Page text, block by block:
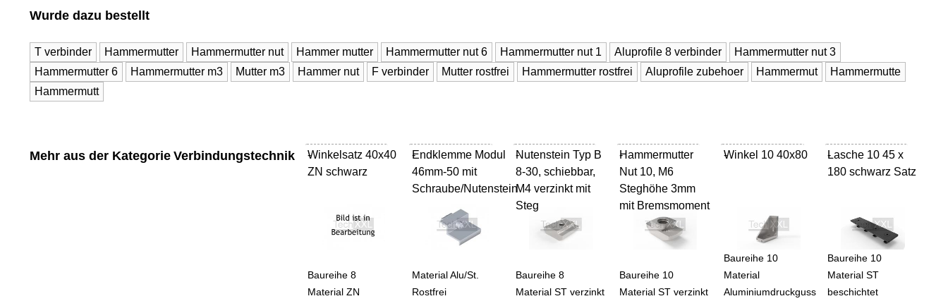
Wurde dazu bestellt
T verbinder Hammermutter Hammermutter nut Hammer mutter Hammermutter nut 6 Hammermutter nut 1 Aluprofile 8 verbinder
Hammermutter nut 3
Hammermutter 6
Hammermutter m3 Mutter m3 Hammer nut F verbinder Mutter rostfrei Hammermutter rostfrei Aluprofile zubehoer Hammermut
Hammermutte
Hammermutt
Mehr aus der Kategorie Verbindungstechnik
Winkelsatz 40x40
ZN schwarz
-
Baureihe 8
Material ZN
Endklemme Modul
46mm-50 mit
Schraube/Nutenstein
-
Material Alu/St.
Rostfrei
Nutenstein Typ B
8-30, schiebbar,
M4 verzinkt mit
Steg
-
Baureihe 8
Material ST verzinkt
Hammermutter
Nut 10, M6
Steghöhe 3mm
mit Bremsmoment
-
Baureihe 10
Material ST verzinkt
Winkel 10 40x80
-
Baureihe 10
Material
Aluminiumdruckguss
Lasche 10 45 x
180 schwarz Satz
-
Baureihe 10
Material ST
beschichtet